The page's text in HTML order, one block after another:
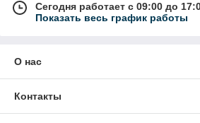
Сегодня работает с 09:00 до
Показать весь график работы
О нас
Контакты